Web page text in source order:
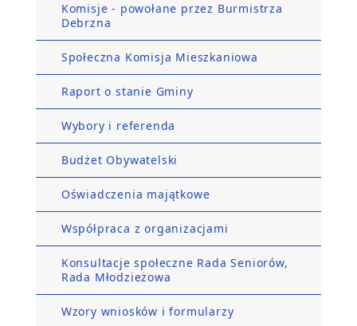
Komisje - powołane przez Burmistrza
Debrzna
Społeczna Komisja Mieszkaniowa
Raport o stanie Gminy
Wybory i referenda
Budżet Obywatelski
Oświadczenia majątkowe
Współpraca z organizacjami
Konsultacje społeczne Rada Seniorów,
Rada Młodzieżowa
Wzory wniosków i formularzy